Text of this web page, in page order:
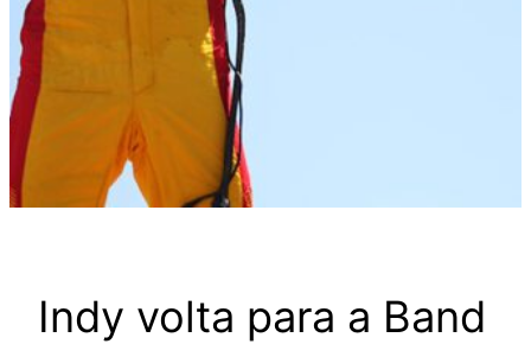
Indy volta para a Band